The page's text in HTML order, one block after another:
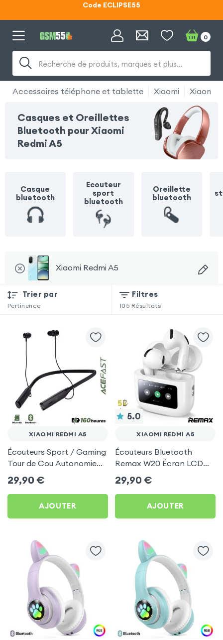
Code ECLIPSE55
Recherche de produits, marques et plus…
0
Accessoires téléphone et tablette Xiaomi Xiaomi
Casques et Oreillettes
Bluetooth pour Xiaomi
Redmi A5
Casque
bluetooth
Ecouteur
sport
bluetooth
Oreillette
bluetooth
Xiaomi Redmi A5
Trier par
Pertinence
Filtres
105 Résultats
XIAOMI REDMI A5
Écouteurs Sport / Gaming
Tour de Cou Autonomie
160h Acefast pour Xiaomi
Redmi A5
29,90 €
AJOUTER
5.0
XIAOMI REDMI A5
Écouteurs Bluetooth
Remax W20 Écran LCD
Full-Color pour Xiaomi
Redmi A5
29,90 €
AJOUTER